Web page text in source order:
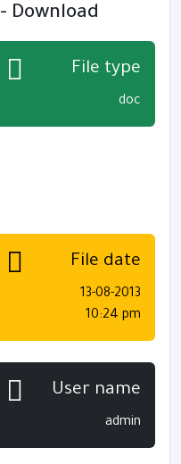
موقع المعلم كلاسيك - Download
File type
doc
File date
13-08-2013
10:24 pm
User name
admin